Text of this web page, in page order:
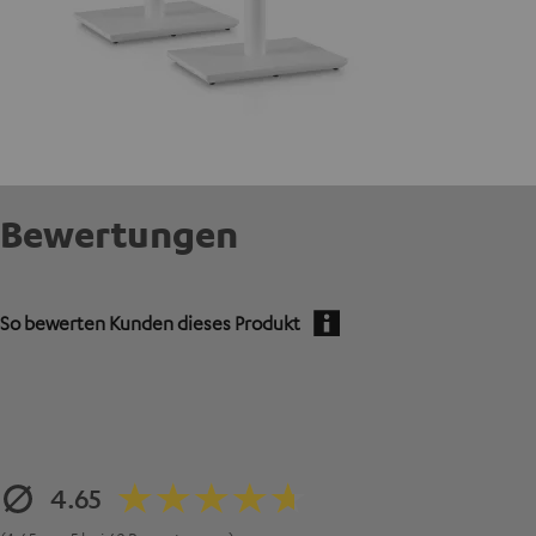
Bewertungen
So bewerten Kunden dieses Produkt
4.65